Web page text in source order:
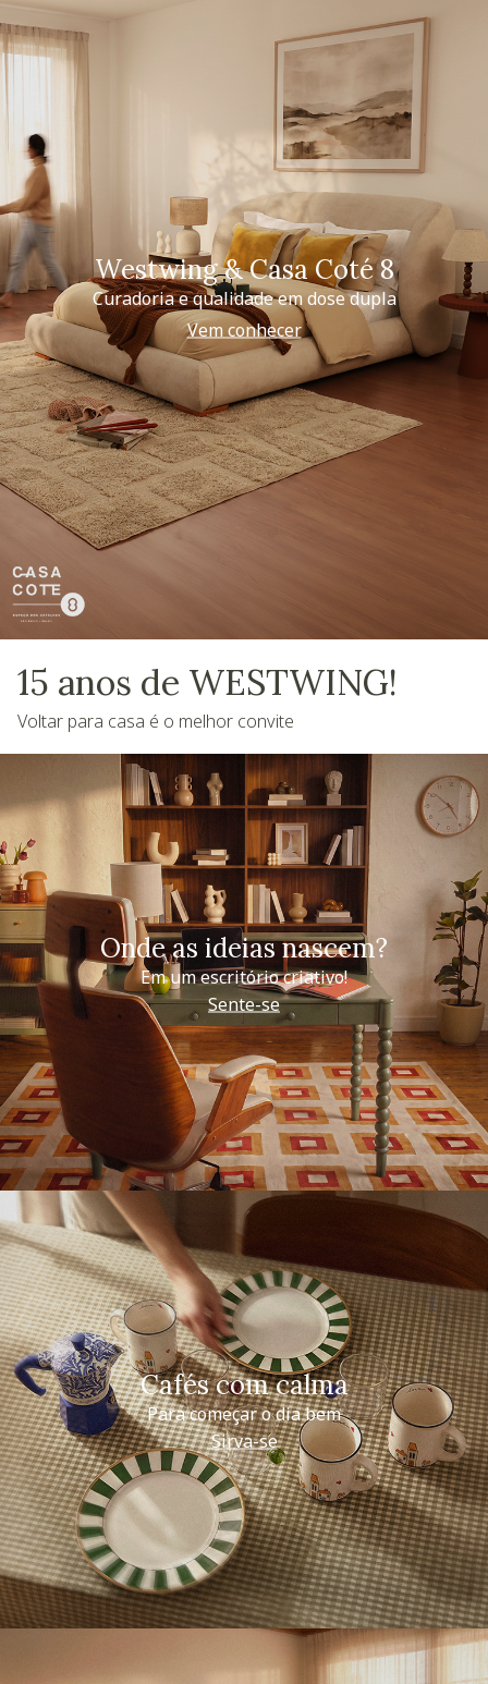
Westwing & Casa Coté 8
Curadoria e qualidade em dose dupla
Vem conhecer
15 anos de WESTWING!
Voltar para casa é o melhor convite
Onde as ideias nascem?
Em um escritório criativo!
Sente-se
Cafés com calma
Para começar o dia bem
Sirva-se